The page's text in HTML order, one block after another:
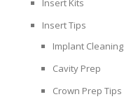
Insert Kits
Insert Tips
Implant Cleaning
Cavity Prep
Crown Prep Tips